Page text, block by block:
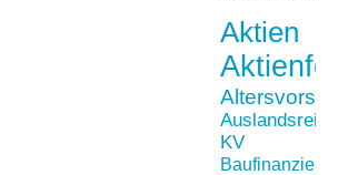
Aktien
Auslandsreise
KV